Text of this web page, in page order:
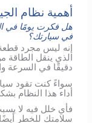
أهمية نظام
هل فكرت يومًا في
في سيارتك؟
إنه ليس مجرد
الذي ينقل
دقيقًا في السرعة
سواءً كنت تقود
أداء هذا النظام
فأي خلل فيه لا
سلامتك للخطر